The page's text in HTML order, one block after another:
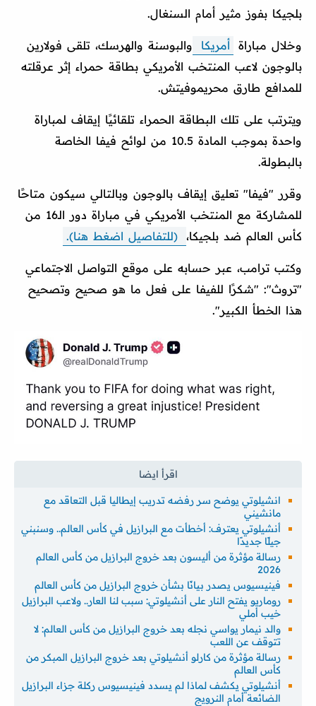
بلجيكا بفوز مثير أمام السنغال.
وخلال مباراة أمريكا
والبوسنة والهرسك، تلقى فولارين
بالوجون لاعب المنتخب الأمريكي بطاقة حمراء إثر عرقلته
للمدافع طارق محريموفيتش.
ويترتب على تلك البطاقة الحمراء تلقائيًا إيقاف لمباراة
واحدة بموجب المادة 10.5 من لوائح فيفا الخاصة
بالبطولة.
وقرر "فيفا" تعليق إيقاف بالوجون وبالتالي سيكون متاحًا
للمشاركة مع المنتخب الأمريكي في مباراة دور الـ16 من
كأس العالم ضد بلجيكا، (للتفاصيل اضغط هنا).
وكتب ترامب، عبر حسابه على موقع التواصل الاجتماعي
"تروث": "شكرًا للفيفا على فعل ما هو صحيح وتصحيح
هذا الخطأ الكبير".
انشيلوتي يوضح سر رفضه تدريب إيطاليا قبل التعاقد مع
مانشيني
أنشيلوتي يعترف: أخطأت مع البرازيل في كأس العالم.. وسنبني
جيلًا جديدًا
رسالة مؤثرة من أليسون بعد خروج البرازيل من كأس العالم
2026
فينيسيوس يصدر بيانًا بشأن خروج البرازيل من كأس العالم
روماريو يفتح النار على أنشيلوتي: سبب لنا العار.. ولاعب البرازيل
خيب أملي
والد نيمار يواسي نجله بعد خروج البرازيل من كأس العالم: لا
تتوقف عن اللعب
رسالة مؤثرة من كارلو أنشيلوتي بعد خروج البرازيل المبكر من
كأس العالم
أنشيلوتي يكشف لماذا لم يسدد فينيسيوس ركلة جزاء البرازيل
الضائعة أمام النرويج